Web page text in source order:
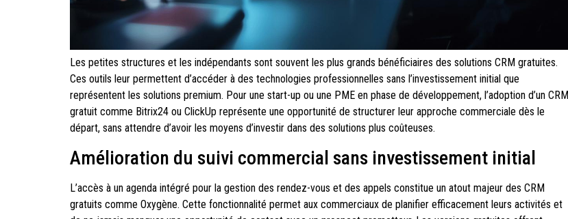
Les petites structures et les indépendants sont souvent les plus grands bénéficiaires des solutions CRM gratuites.
Ces outils leur permettent d’accéder à des technologies professionnelles sans l’investissement initial que
représentent les solutions premium. Pour une start-up ou une PME en phase de développement, l’adoption d’un CRM
gratuit comme Bitrix24 ou ClickUp représente une opportunité de structurer leur approche commerciale dès le
départ, sans attendre d’avoir les moyens d’investir dans des solutions plus coûteuses.
Amélioration du suivi commercial sans investissement initial
L’accès à un agenda intégré pour la gestion des rendez-vous et des appels constitue un atout majeur des CRM
gratuits comme Oxygène. Cette fonctionnalité permet aux commerciaux de planifier efficacement leurs activités et